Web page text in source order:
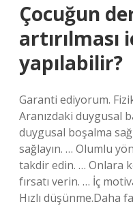
Çocuğun
artırılması
yapılabilir?
Garanti ediyorum.
Aranızdaki duygusal
duygusal boşalma
sağlayın. … Olumlu
takdir edin. … Onlara
fırsatı verin. … İç
Hızlı düşünme.Daha